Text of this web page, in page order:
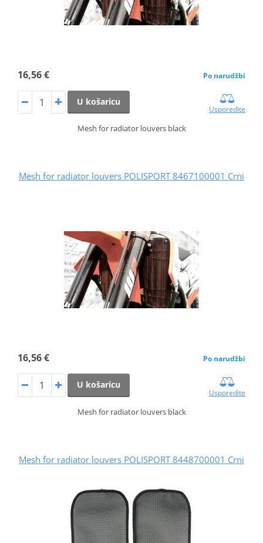
16,56 € Po narudžbi
U košaricu
Usporedite
Mesh for radiator louvers black
Mesh for radiator louvers POLISPORT 8467100001 Crni
16,56 € Po narudžbi
U košaricu
Usporedite
Mesh for radiator louvers black
Mesh for radiator louvers POLISPORT 8448700001 Crni